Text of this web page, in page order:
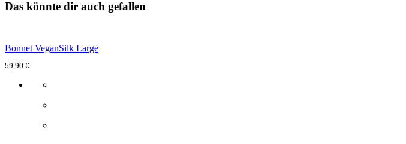
Background
Window
Color
Text Edge Style
Das könnte dir auch gefallen
Bonnet VeganSilk Large
59,90 €